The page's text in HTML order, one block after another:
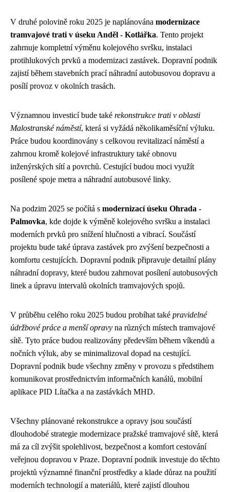
V druhé polovině roku 2025 je naplánována modernizace
tramvajové trati v úseku Anděl - Kotlářka. Tento projekt
zahrnuje kompletní výměnu kolejového svršku, instalaci
protihlukových prvků a modernizaci zastávek. Dopravní podnik
zajistí během stavebních prací náhradní autobusovou dopravu a
posílí provoz v okolních trasách.
Významnou investicí bude také rekonstrukce trati v oblasti
Malostranské náměstí, která si vyžádá několikaměsíční výluku.
Práce budou koordinovány s celkovou revitalizací náměstí a
zahrnou kromě kolejové infrastruktury také obnovu
inženýrských sítí a povrchů. Cestující budou moci využít
posílené spoje metra a náhradní autobusové linky.
Na podzim 2025 se počítá s modernizací úseku Ohrada -
Palmovka, kde dojde k výměně kolejového svršku a instalaci
moderních prvků pro snížení hlučnosti a vibrací. Součástí
projektu bude také úprava zastávek pro zvýšení bezpečnosti a
komfortu cestujících. Dopravní podnik připravuje detailní plány
náhradní dopravy, které budou zahrnovat posílení autobusových
linek a úpravu intervalů okolních tramvajových spojů.
V průběhu celého roku 2025 budou probíhat také pravidelné
údržbové práce a menší opravy na různých místech tramvajové
sítě. Tyto práce budou realizovány především během víkendů a
nočních výluk, aby se minimalizoval dopad na cestující.
Dopravní podnik bude všechny změny v provozu s předstihem
komunikovat prostřednictvím informačních kanálů, mobilní
aplikace PID Lítačka a na zastávkách MHD.
Všechny plánované rekonstrukce a opravy jsou součástí
dlouhodobé strategie modernizace pražské tramvajové sítě, která
má za cíl zvýšit spolehlivost, bezpečnost a komfort cestování
veřejnou dopravou v Praze. Dopravní podnik investuje do těchto
projektů významné finanční prostředky a klade důraz na použití
moderních technologií a materiálů, které zajistí dlouhou